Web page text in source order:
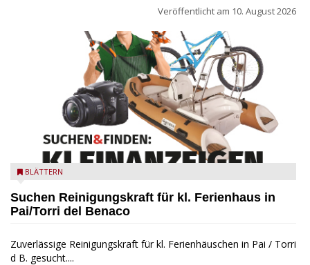
Veröffentlicht am 10. August 2026
SKleinanzeige in der Gardasee Zeitung
BLÄTTERN
Suchen Reinigungskraft für kl. Ferienhaus in
Pai/Torri del Benaco
Zuverlässige Reinigungskraft für kl. Ferienhäuschen in Pai / Torri
d B. gesucht....